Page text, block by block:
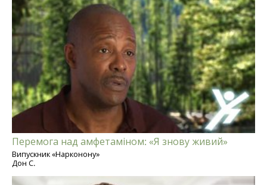
Перемога над амфетаміном: «Я знову живий»
Випускник «Нарконону»
Дон С.